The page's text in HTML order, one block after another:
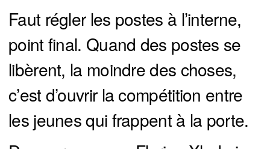
Faut régler les postes à l’interne,
point final. Quand des postes se
libèrent, la moindre des choses,
c’est d’ouvrir la compétition entre
les jeunes qui frappent à la porte.